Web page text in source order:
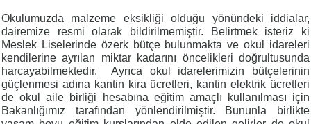
Okulumuzda malzeme eksikliği olduğu yönündeki iddialar,
dairemize resmi olarak bildirilmemiştir. Belirtmek isteriz ki
Meslek Liselerinde özerk bütçe bulunmakta ve okul idareleri
kendilerine ayrılan miktar kadarını öncelikleri doğrultusunda
harcayabilmektedir.
Ayrıca okul idarelerimizin bütçelerinin
güçlenmesi adına kantin kira ücretleri, kantin elektrik ücretleri
de okul aile birliği hesabına eğitim amaçlı kullanılması için
Bakanlığımız tarafından yönlendirilmiştir. Bununla birlikte